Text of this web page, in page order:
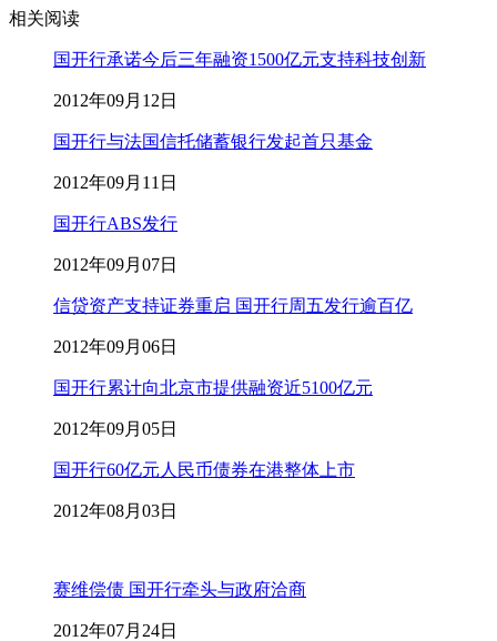
相关阅读
国开行承诺今后三年融资1500亿元支持科技创新
2012年09月12日
国开行与法国信托储蓄银行发起首只基金
2012年09月11日
国开行ABS发行
2012年09月07日
信贷资产支持证券重启 国开行周五发行逾百亿
2012年09月06日
国开行累计向北京市提供融资近5100亿元
2012年09月05日
国开行60亿元人民币债券在港整体上市
2012年08月03日
赛维偿债 国开行牵头与政府洽商
2012年07月24日